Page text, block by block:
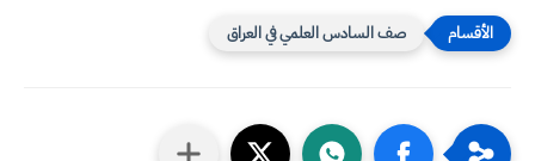
صف السادس العلمي في العراق